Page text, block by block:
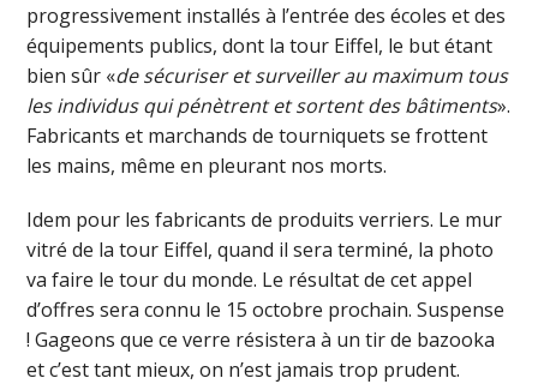
progressivement installés à l’entrée des écoles et des
équipements publics, dont la tour Eiffel, le but étant
bien sûr «de sécuriser et surveiller au maximum tous
les individus qui pénètrent et sortent des bâtiments».
Fabricants et marchands de tourniquets se frottent
les mains, même en pleurant nos morts.
Idem pour les fabricants de produits verriers. Le mur
vitré de la tour Eiffel, quand il sera terminé, la photo
va faire le tour du monde. Le résultat de cet appel
d’offres sera connu le 15 octobre prochain. Suspense
! Gageons que ce verre résistera à un tir de bazooka
et c’est tant mieux, on n’est jamais trop prudent.